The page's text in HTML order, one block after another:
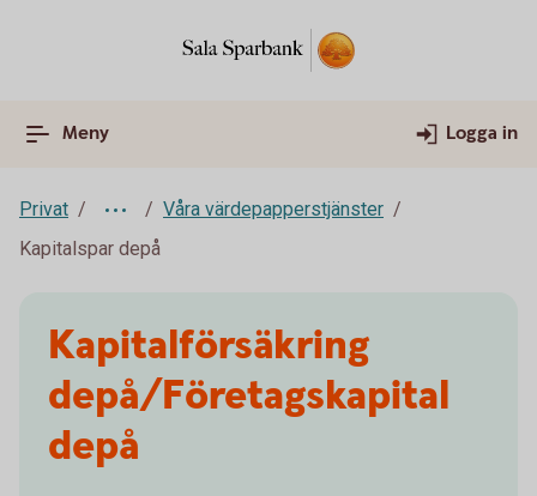
Meny Logga in
Privat
Våra värdepapperstjänster
Kapitalspar depå
Kapitalförsäkring
depå/Företagskapital
depå